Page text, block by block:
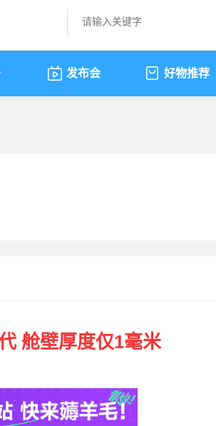
发布会 好物推荐
舱壁厚度仅1毫米